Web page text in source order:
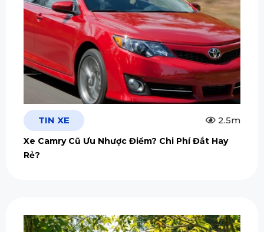
TIN XE 2.5m
Xe Camry Cũ Ưu Nhược Điểm? Chi Phí Đắt Hay
Rẻ?